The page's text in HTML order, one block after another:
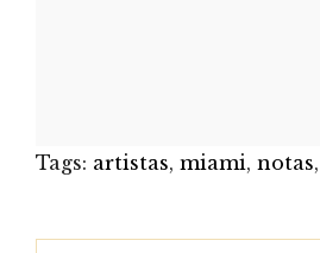
Tags: artistas, miami, notas,